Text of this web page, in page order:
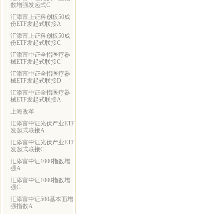
数增强发起式C
汇添富上证科创板50成
份ETF发起式联接A
汇添富上证科创板50成
份ETF发起式联接C
汇添富中证全指医疗器
械ETF发起式联接C
汇添富中证全指医疗器
械ETF发起式联接D
汇添富中证全指医疗器
械ETF发起式联接A
上海改革
汇添富中证光伏产业ETF
发起式联接A
汇添富中证光伏产业ETF
发起式联接C
汇添富中证1000指数增
强A
汇添富中证1000指数增
强C
汇添富中证500基本面增
强指数A